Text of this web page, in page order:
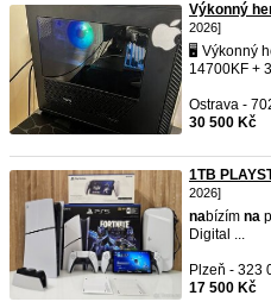
Výkonný
2026]
🖥️ Výkonný
14700KF +
Ostrava -
30 500 Kč
1TB
2026]
nabízím na
Digital ...
Plzeň - 323
17 500 Kč